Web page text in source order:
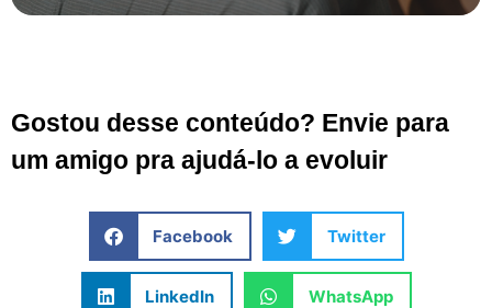
Gostou desse conteúdo? Envie para
um amigo pra ajudá-lo a evoluir
Facebook Twitter
LinkedIn WhatsApp